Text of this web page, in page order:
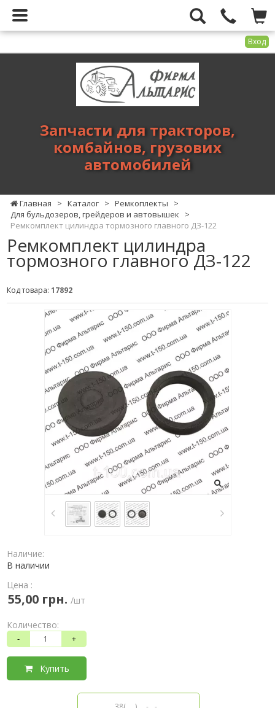
Вход
тракторов,
комбайнов,
Запчасти для тракторов,
комбайнов, грузових
автомобилей
Главная > Каталог > Ремкоплекты
>
Для бульдозеров, грейдеров и автовышек
>
Ремкомплект цилиндра тормозного главного ДЗ-122
Ремкомплект цилиндра
тормозного главного ДЗ-122
Код товара: 17892
Наличие:
В наличии
Цена :
55,00 грн. /шт
Количество:
- +
Купить